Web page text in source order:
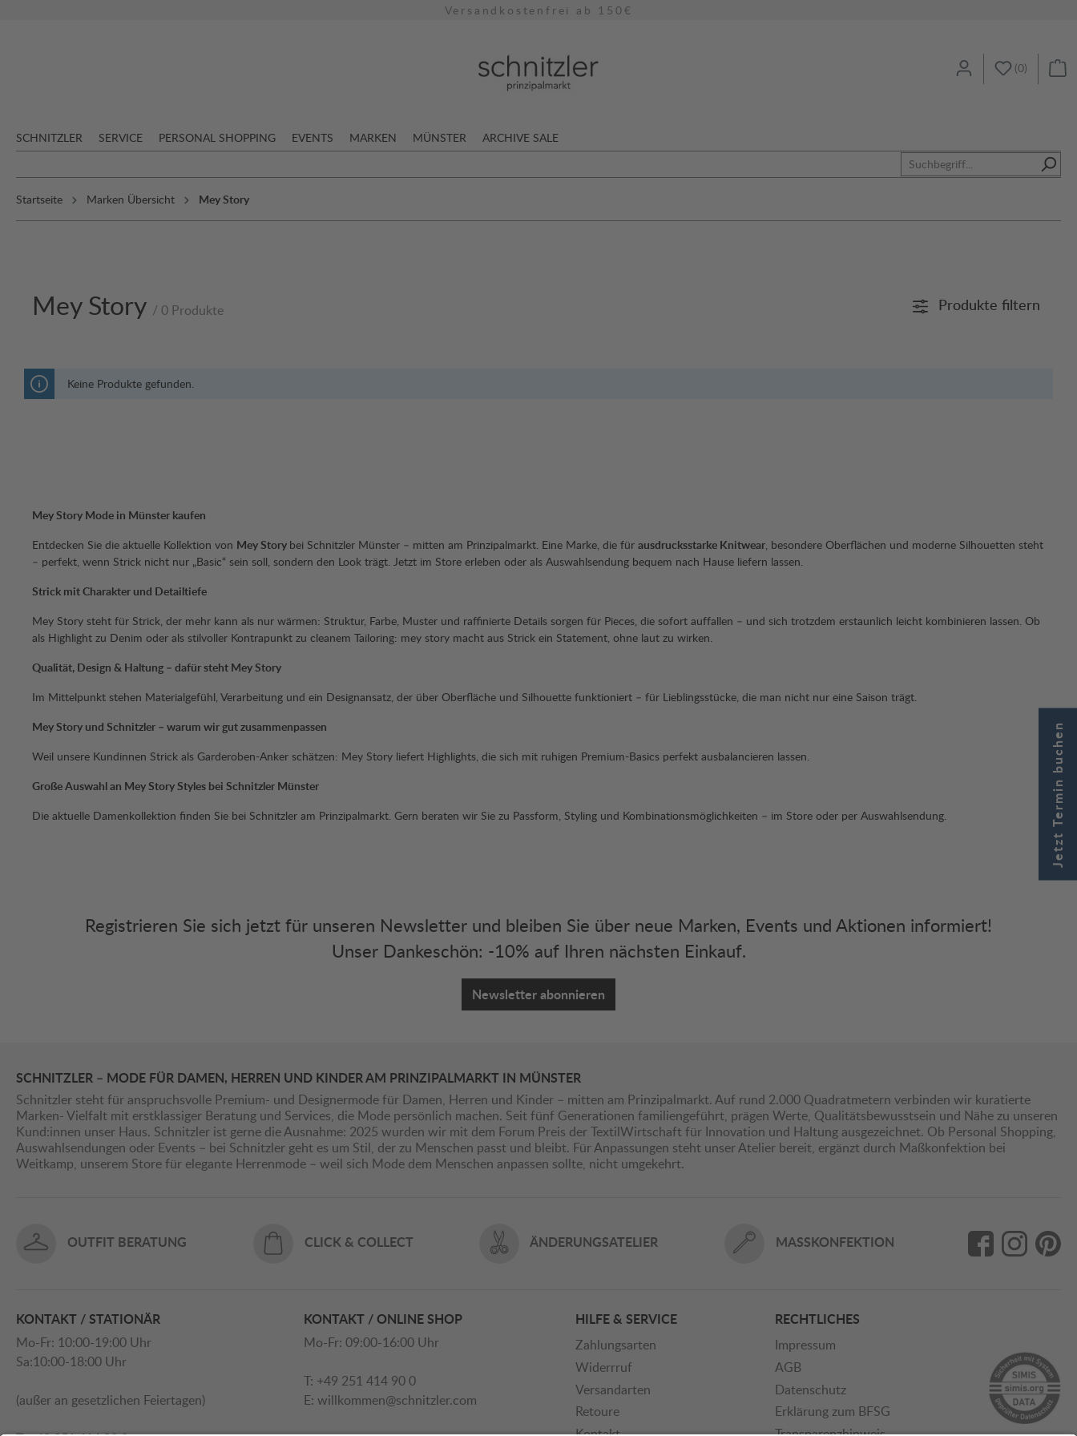
Versandkostenfrei ab 150€
(0)
SCHNITZLER SERVICE PERSONAL SHOPPING EVENTS MARKEN MÜNSTER ARCHIVE SALE
Startseite Marken Übersicht Mey Story
Mey Story / 0 Produkte Produkte filtern
Keine Produkte gefunden.
Mey Story Mode in Münster kaufen
Entdecken Sie die aktuelle Kollektion von Mey Story bei Schnitzler Münster – mitten am Prinzipalmarkt. Eine Marke, die für ausdrucksstarke Knitwear , besondere Oberflächen und moderne Silhouetten steht
– perfekt, wenn Strick nicht nur „Basic“ sein soll, sondern den Look trägt. Jetzt im Store erleben oder als Auswahlsendung bequem nach Hause liefern lassen.
Strick mit Charakter und Detailtiefe
Mey Story steht für Strick, der mehr kann als nur wärmen: Struktur, Farbe, Muster und raffinierte Details sorgen für Pieces, die sofort auffallen – und sich trotzdem erstaunlich leicht kombinieren lassen. Ob
als Highlight zu Denim oder als stilvoller Kontrapunkt zu cleanem Tailoring: mey story macht aus Strick ein Statement, ohne laut zu wirken.
Qualität, Design & Haltung – dafür steht Mey Story
Im Mittelpunkt stehen Materialgefühl, Verarbeitung und ein Designansatz, der über Oberfläche und Silhouette funktioniert – für Lieblingsstücke, die man nicht nur eine Saison trägt.
Mey Story und Schnitzler – warum wir gut zusammenpassen
Weil unsere Kundinnen Strick als Garderoben-Anker schätzen: Mey Story liefert Highlights, die sich mit ruhigen Premium-Basics perfekt ausbalancieren lassen.
Große Auswahl an Mey Story Styles bei Schnitzler Münster
Die aktuelle Damenkollektion finden Sie bei Schnitzler am Prinzipalmarkt. Gern beraten wir Sie zu Passform, Styling und Kombinationsmöglichkeiten – im Store oder per Auswahlsendung.
Registrieren Sie sich jetzt für unseren Newsletter und bleiben Sie über neue Marken, Events und Aktionen informiert!
Unser Dankeschön: -10% auf Ihren nächsten Einkauf.
Newsletter abonnieren
SCHNITZLER – MODE FÜR DAMEN, HERREN UND KINDER AM PRINZIPALMARKT IN MÜNSTER
Schnitzler steht für anspruchsvolle Premium- und Designermode für Damen, Herren und Kinder – mitten am Prinzipalmarkt. Auf rund 2.000 Quadratmetern verbinden wir kuratierte
Marken- Vielfalt mit erstklassiger Beratung und Services, die Mode persönlich machen. Seit fünf Generationen familiengeführt, prägen Werte, Qualitätsbewusstsein und Nähe zu unseren
Kund:innen unser Haus. Schnitzler ist gerne die Ausnahme: 2025 wurden wir mit dem Forum Preis der TextilWirtschaft für Innovation und Haltung ausgezeichnet. Ob Personal Shopping,
Auswahlsendungen oder Events – bei Schnitzler geht es um Stil, der zu Menschen passt und bleibt. Für Anpassungen steht unser Atelier bereit, ergänzt durch Maßkonfektion bei
Weitkamp, unserem Store für elegante Herrenmode – weil sich Mode dem Menschen anpassen sollte, nicht umgekehrt.
OUTFIT BERATUNG CLICK & COLLECT ÄNDERUNGSATELIER MASSKONFEKTION
KONTAKT / STATIONÄR
Mo-Fr: 10:00-19:00 Uhr
Sa:10:00-18:00 Uhr
(außer an gesetzlichen Feiertagen)
KONTAKT / ONLINE SHOP
Mo-Fr: 09:00-16:00 Uhr
T: +49 251 414 90 0
E: willkommen@schnitzler.com
HILFE & SERVICE
Zahlungsarten
Widerrruf
Versandarten
Retoure
RECHTLICHES
Impressum
AGB
Datenschutz
Erklärung zum BFSG
Jetzt Termin buchen